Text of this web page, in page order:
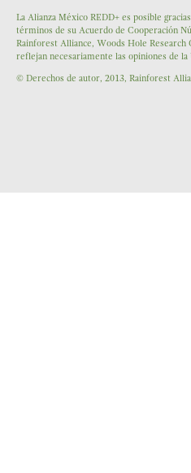
La Alianza México REDD+ es posible
términos de su Acuerdo de Cooperación
Rainforest Alliance, Woods Hole
reflejan necesariamente las opiniones de
© Derechos de autor, 2013, Rainforest